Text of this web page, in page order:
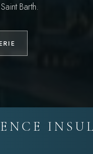
Barth.